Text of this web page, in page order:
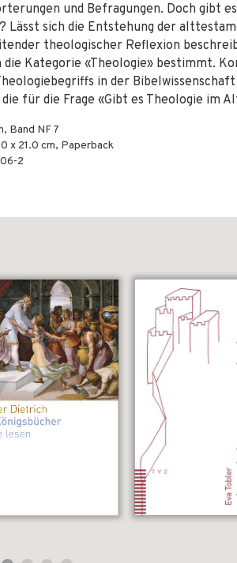
und Befragungen. Doch gibt
Lässt sich die Entstehung der
theologischer Reflexion
die Kategorie «Theologie» bestimmt.
in der
für die Frage «Gibt es Theologie im
Band NF 7
x 21.0 cm, Paperback
2